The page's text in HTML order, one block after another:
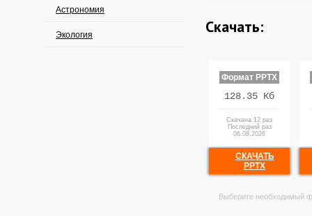
Астрономия
Экология Скачать:
Формат PPTX
128.35 Кб
Скачана 12 раз
Последний раз
06.08.2026
СКАЧАТЬ
PPTX
Выберите необходимый